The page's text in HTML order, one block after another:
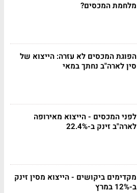
מלחמת המכסים?
הפוגת המכסים לא עזרה: הייצוא של
סין לארה"ב נחתך במאי
לפני המכסים - הייצוא מאירופה
לארה"ב זינק ב-22.4%
מקדימים ביקושים - הייצוא מסין זינק
ב-12% במרץ